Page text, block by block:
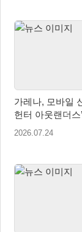
가레나, 모바일
헌터 아웃랜더스
출시 확정… 사
2026.07.24